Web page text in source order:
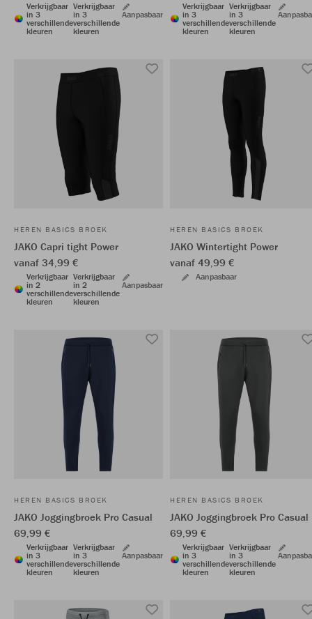
Verkrijgbaar
in 3
verschillende
kleuren
Verkrijgbaar
in 3
verschillende
kleuren
Aanpasbaar
Verkrijgbaar
in 3
verschillende
kleuren
Verkrijgbaar
in 3
verschillende
kleuren
HEREN BASICS BROEK
JAKO Capri tight Power
vanaf 34,99 €
Verkrijgbaar
in 2
verschillende
kleuren
Verkrijgbaar
in 2
verschillende
kleuren
Aanpasbaar
HEREN BASICS BROEK
JAKO Wintertight Power
vanaf 49,99 €
Aanpasbaar
HEREN BASICS BROEK
JAKO Joggingbroek Pro Casual
69,99 €
Verkrijgbaar
in 3
verschillende
kleuren
Verkrijgbaar
in 3
verschillende
kleuren
Aanpasbaar
HEREN BASICS BROEK
JAKO Joggingbroek Pro Casual
69,99 €
Verkrijgbaar
in 3
verschillende
kleuren
Verkrijgbaar
in 3
verschillende
kleuren